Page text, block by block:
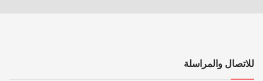
للاتصال والمراسلة